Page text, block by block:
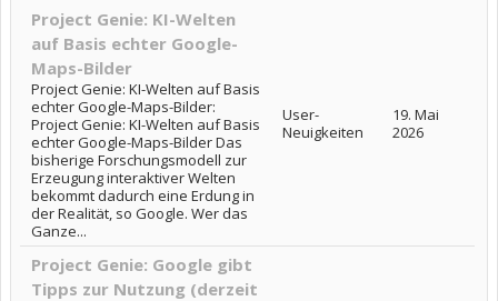
Project Genie: KI-Welten
auf Basis echter Google-
Maps-Bilder
Project Genie: KI-Welten auf Basis
echter Google-Maps-Bilder:
Project Genie: KI-Welten auf Basis
echter Google-Maps-Bilder Das
bisherige Forschungsmodell zur
Erzeugung interaktiver Welten
bekommt dadurch eine Erdung in
der Realität, so Google. Wer das
Ganze...
User-
Neuigkeiten
19. Mai
2026
Project Genie: Google gibt
Tipps zur Nutzung (derzeit